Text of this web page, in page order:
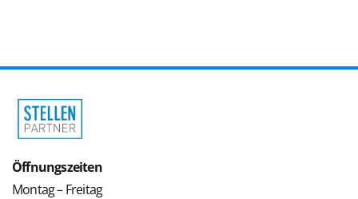
Öffnungszeiten
Montag – Freitag